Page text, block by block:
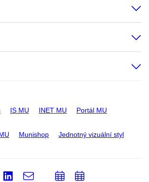
IS MU INET MU Portál MU
Munishop Jednotný vizuální styl
LinkedIn
e-
PřidatPřidat